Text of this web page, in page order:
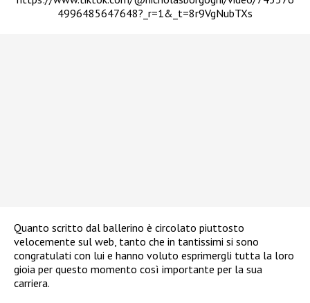
4996485647648?_r=1&_t=8r9VgNubTXs
Quanto scritto dal ballerino è circolato piuttosto
velocemente sul web, tanto che in tantissimi si sono
congratulati con lui e hanno voluto esprimergli tutta la loro
gioia per questo momento così importante per la sua
carriera.